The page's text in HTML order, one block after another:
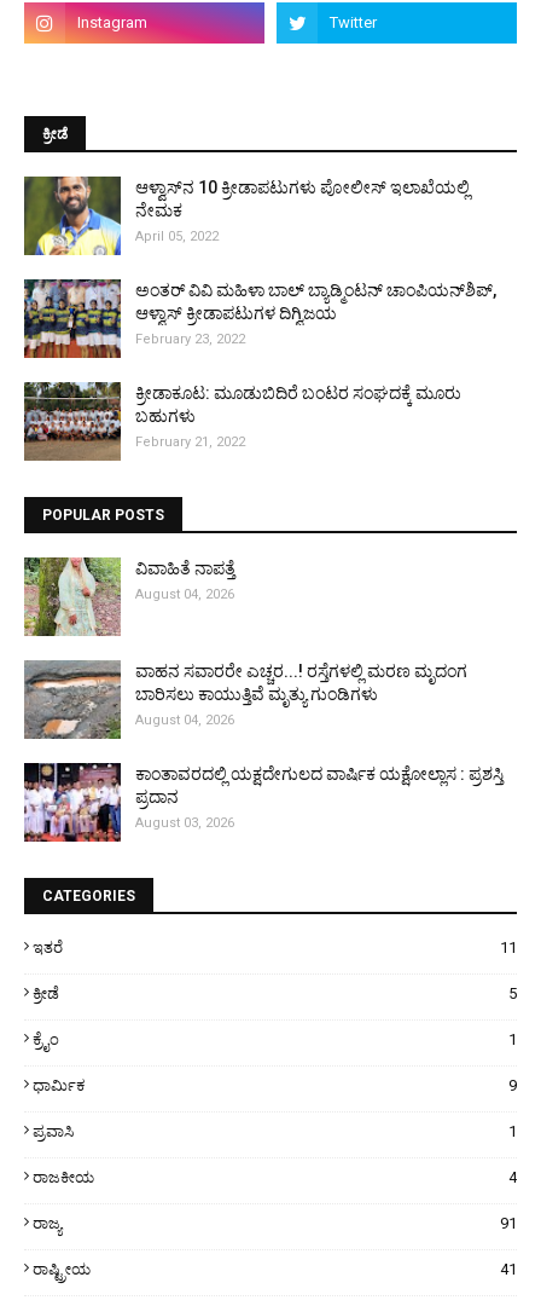
ಕ್ರೀಡೆ
ಆಳ್ವಾಸ್‌ನ 10 ಕ್ರೀಡಾಪಟುಗಳು ಪೋಲೀಸ್ ಇಲಾಖೆಯಲ್ಲಿ
ನೇಮಕ
April 05, 2022
ಅಂತರ್ ವಿವಿ ಮಹಿಳಾ ಬಾಲ್ ಬ್ಯಾಡ್ಮಿಂಟನ್ ಚಾಂಪಿಯನ್‌ಶಿಪ್,
ಆಳ್ವಾಸ್ ಕ್ರೀಡಾಪಟುಗಳ ದಿಗ್ವಿಜಯ
February 23, 2022
ಕ್ರೀಡಾಕೂಟ: ಮೂಡುಬಿದಿರೆ ಬಂಟರ ಸಂಘದಕ್ಕೆ ಮೂರು
ಬಹುಗಳು
February 21, 2022
POPULAR POSTS
ವಿವಾಹಿತೆ ನಾಪತ್ತೆ
August 04, 2026
ವಾಹನ ಸವಾರರೇ ಎಚ್ಚರ...! ರಸ್ತೆಗಳಲ್ಲಿ ಮರಣ ಮೃದಂಗ
ಬಾರಿಸಲು ಕಾಯುತ್ತಿವೆ ಮೃತ್ಯು ಗುಂಡಿಗಳು
August 04, 2026
ಕಾಂತಾವರದಲ್ಲಿ ಯಕ್ಷದೇಗುಲದ ವಾರ್ಷಿಕ ಯಕ್ಷೋಲ್ಲಾಸ : ಪ್ರಶಸ್ತಿ
ಪ್ರದಾನ
August 03, 2026
CATEGORIES
ಇತರೆ 11
ಕ್ರೀಡೆ 5
ಕ್ರೈಂ 1
ಧಾರ್ಮಿಕ 9
ಪ್ರವಾಸಿ 1
ರಾಜಕೀಯ 4
ರಾಜ್ಯ 91
ರಾಷ್ಟ್ರೀಯ 41